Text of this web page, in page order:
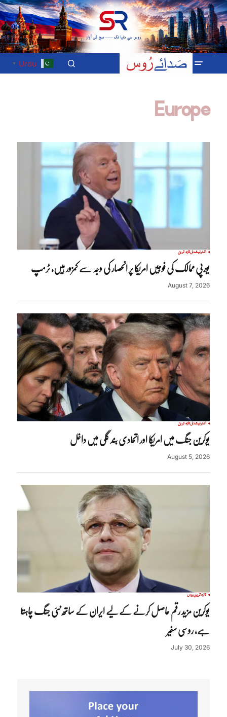
Urdu
▼
Europe
انٹرنیشنلتازہ ترین
یورپی ممالک کی فوجیں امریکا پر انحصار کی وجہ سے کمزور ہیں، ٹرمپ
August 7, 2026
انٹرنیشنلتازہ ترین
یوکرین جنگ میں امریکا اور اتحادی بند گلی میں داخل
August 5, 2026
تازہ ترینروس
یوکرین مزید رقم حاصل کرنے کے لیے ایران کے ساتھ نئی جنگ چاہتا
ہے، روسی سفیر
July 30, 2026